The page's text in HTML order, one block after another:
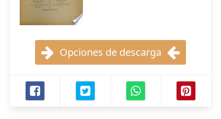
Opciones de descarga